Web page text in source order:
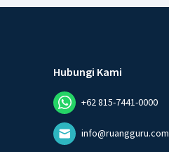
Hubungi Kami
+62 815-7441-0000
info@ruangguru.com